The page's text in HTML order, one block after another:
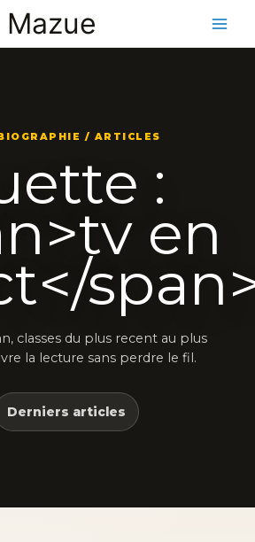
Mazue
/ ARTICLES
:
en
classes du plus recent au plus
la lecture sans perdre le fil.
Derniers articles